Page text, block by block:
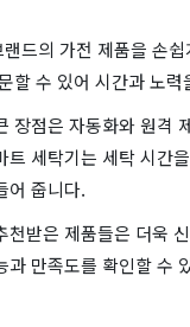
드의 가전 제품을 손
할 수 있어 시간과 노
장점은 자동화와 원격
트 세탁기는 세탁 시간
어 줍니다.
천받은 제품들은 더욱
과 만족도를 확인할 수